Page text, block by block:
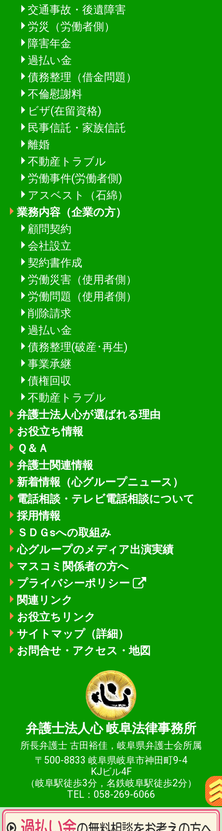
交通事故・後遺障害
労災（労働者側）
障害年金
過払い金
債務整理（借金問題）
不倫慰謝料
ビザ(在留資格)
民事信託・家族信託
離婚
不動産トラブル
労働事件(労働者側)
アスベスト（石綿）
業務内容（企業の方）
顧問契約
会社設立
契約書作成
労働災害（使用者側）
労働問題（使用者側）
削除請求
過払い金
債務整理(破産･再生)
事業承継
債権回収
不動産トラブル
弁護士法人心が選ばれる理由
お役立ち情報
Ｑ＆Ａ
弁護士関連情報
新着情報 （心グループニュース）
電話相談・テレビ電話相談について
採用情報
ＳＤＧsへの取組み
心グループのメディア出演実績
マスコミ関係者の方へ
プライバシーポリシー
関連リンク
お役立ちリンク
サイトマップ（詳細）
お問合せ・アクセス・地図
弁護士法人心岐阜法律事務所
所長弁護士 古田裕佳，岐阜県弁護士会所属
〒500-8833 岐阜県岐阜市神田町9-4
KJビル4F
（岐阜駅徒歩3分，名鉄岐阜駅徒歩2分）
TEL：058-269-6066